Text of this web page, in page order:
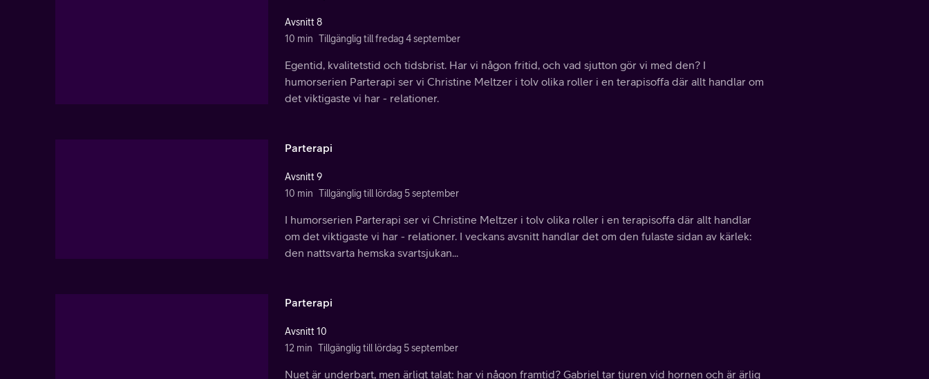
Avsnitt 8
10 min Tillgänglig till fredag 4 september
Egentid, kvalitetstid och tidsbrist. Har vi någon fritid, och vad sjutton gör vi med den? I
humorserien Parterapi ser vi Christine Meltzer i tolv olika roller i en terapisoffa där allt handlar om
det viktigaste vi har - relationer.
Parterapi
Avsnitt 9
10 min Tillgänglig till lördag 5 september
I humorserien Parterapi ser vi Christine Meltzer i tolv olika roller i en terapisoffa där allt handlar
om det viktigaste vi har - relationer. I veckans avsnitt handlar det om den fulaste sidan av kärlek:
den nattsvarta hemska svartsjukan...
Parterapi
Avsnitt 10
12 min Tillgänglig till lördag 5 september
Nuet är underbart, men ärligt talat: har vi någon framtid? Gabriel tar tjuren vid hornen och är ärlig